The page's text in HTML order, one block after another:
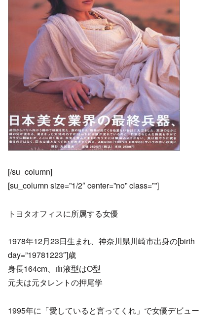
[/su_column]
[su_column size=”1/2″ center=”no” class=””]
トヨタオフィスに所属する女優
1978年12月23日生まれ、神奈川県川崎市出身の[birth
day=”19781223″]歳
身長164cm、血液型はO型
元夫は元タレントの押尾学
1995年に「愛していると言ってくれ」で女優デビュー